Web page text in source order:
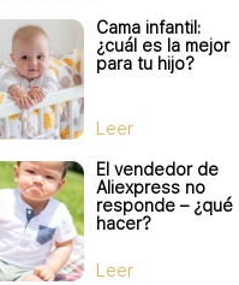
Cama infantil:
¿cuál es la mejor
para tu hijo?
Leer
El vendedor de
Aliexpress no
responde – ¿qué
hacer?
Leer